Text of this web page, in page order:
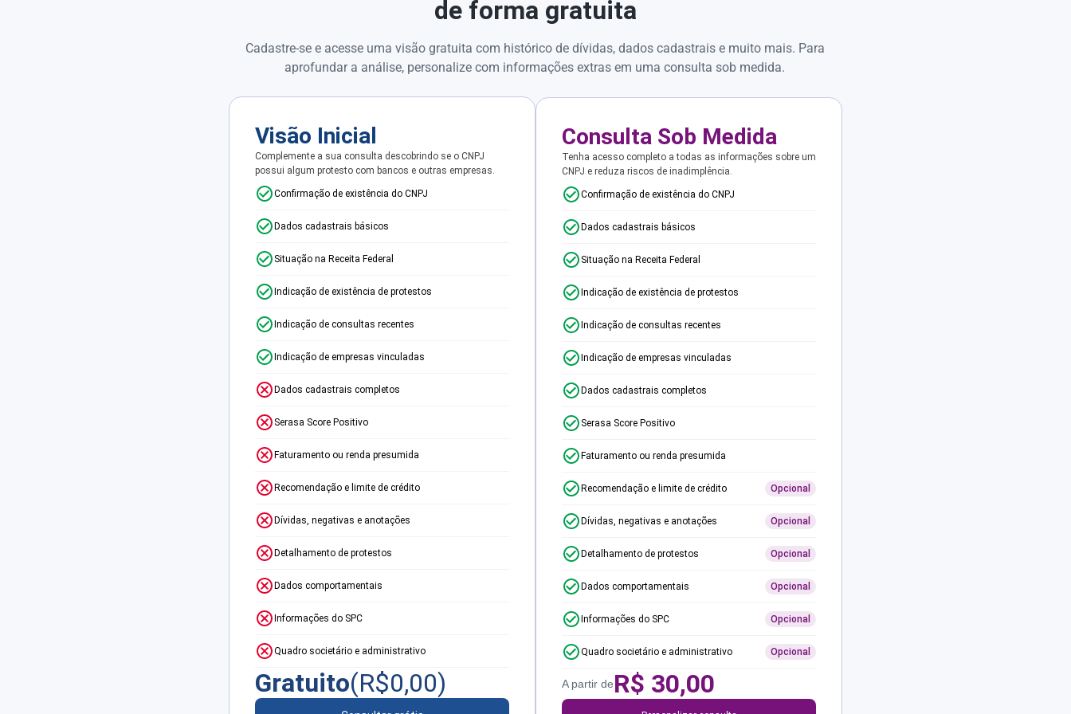
de forma gratuita
Cadastre-se e acesse uma visão gratuita com histórico de dívidas, dados cadastrais e muito mais. Para
aprofundar a análise, personalize com informações extras em uma consulta sob medida.
Visão Inicial
Complemente a sua consulta descobrindo se o CNPJ
possui algum protesto com bancos e outras empresas.
Confirmação de existência do CNPJ
Dados cadastrais básicos
Situação na Receita Federal
Indicação de existência de protestos
Indicação de consultas recentes
Indicação de empresas vinculadas
Dados cadastrais completos
Serasa Score Positivo
Faturamento ou renda presumida
Recomendação e limite de crédito
Dívidas, negativas e anotações
Detalhamento de protestos
Dados comportamentais
Informações do SPC
Quadro societário e administrativo
Gratuito(R$0,00)
Consulta Sob Medida
Tenha acesso completo a todas as informações sobre um
CNPJ e reduza riscos de inadimplência.
Confirmação de existência do CNPJ
Dados cadastrais básicos
Situação na Receita Federal
Indicação de existência de protestos
Indicação de consultas recentes
Indicação de empresas vinculadas
Dados cadastrais completos
Serasa Score Positivo
Faturamento ou renda presumida
Recomendação e limite de crédito Opcional
Dívidas, negativas e anotações Opcional
Detalhamento de protestos Opcional
Dados comportamentais Opcional
Informações do SPC Opcional
Quadro societário e administrativo Opcional
A partir deR$ 30,00